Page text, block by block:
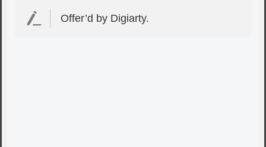
Offer’d by Digiarty.